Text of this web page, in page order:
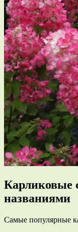
Карликовые
названиями
Самые популярные